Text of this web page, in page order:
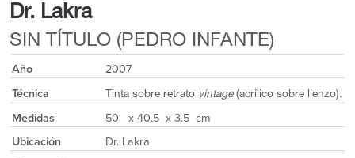
Dr. Lakra
SIN TÍTULO (PEDRO INFANTE)
Año
2007
Técnica
Tinta sobre retrato vintage (acrílico sobre lienzo).
Medidas
50 x 40.5 x 3.5 cm
Ubicación
Dr. Lakra